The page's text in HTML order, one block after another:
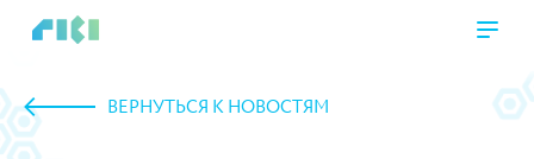
ВЕРНУТЬСЯ К НОВОСТЯМ